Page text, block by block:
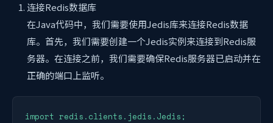
连接Redis数据库
在Java代码中，我们需要使用Jedis库来连接Redis数据
库。首先，我们需要创建一个Jedis实例来连接到Redis服
务器。在连接之前，我们需要确保Redis服务器已启动并在
正确的端口上监听。
import redis.clients.jedis.Jedis;